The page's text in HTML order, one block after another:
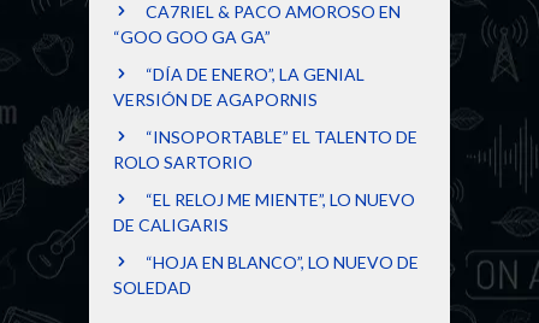
CA7RIEL & PACO AMOROSO EN
“GOO GOO GA GA”
“DÍA DE ENERO”, LA GENIAL
VERSIÓN DE AGAPORNIS
“INSOPORTABLE” EL TALENTO DE
ROLO SARTORIO
“EL RELOJ ME MIENTE”, LO NUEVO
DE CALIGARIS
“HOJA EN BLANCO”, LO NUEVO DE
SOLEDAD